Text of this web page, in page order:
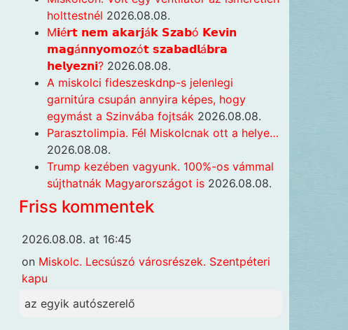
holttestnél 2026.08.08.
M𝗶é𝗿𝘁 𝗻𝗲𝗺 𝗮𝗸𝗮𝗿𝗷á𝗸 𝗦𝘇𝗮𝗯ó 𝗞𝗲𝘃𝗶𝗻
𝗺𝗮𝗴á𝗻𝗻𝘆𝗼𝗺𝗼𝘇ó𝘁 𝘀𝘇𝗮𝗯𝗮𝗱𝗹á𝗯𝗿𝗮
𝗵𝗲𝗹𝘆𝗲𝘇𝗻𝗶? 2026.08.08.
A miskolci fideszeskdnp-s jelenlegi
garnitúra csupán annyira képes, hogy
egymást a Szinvába fojtsák 2026.08.08.
Parasztolimpia. Fél Miskolcnak ott a helye…
2026.08.08.
Trump kezében vagyunk. 100%-os vámmal
sújthatnák Magyarországot is 2026.08.08.
Friss kommentek
2026.08.08. at 16:45
on Miskolc. Lecsúszó városrészek. Szentpéteri
kapu
az egyik autószerelő